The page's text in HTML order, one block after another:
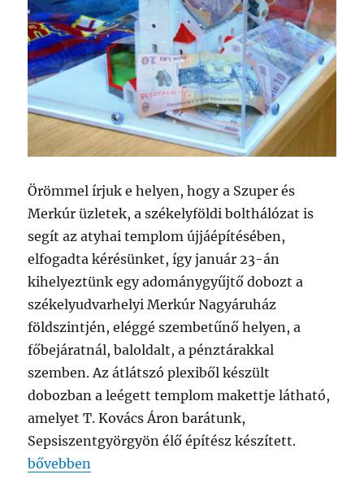
Örömmel írjuk e helyen, hogy a Szuper és
Merkúr üzletek, a székelyföldi bolthálózat is
segít az atyhai templom újjáépítésében,
elfogadta kérésünket, így január 23-án
kihelyeztünk egy adománygyűjtő dobozt a
székelyudvarhelyi Merkúr Nagyáruház
földszintjén, eléggé szembetűnő helyen, a
főbejáratnál, baloldalt, a pénztárakkal
szemben. Az átlátszó plexiből készült
dobozban a leégett templom makettje látható,
amelyet T. Kovács Áron barátunk,
Sepsiszentgyörgyön élő építész készített.
„Segít a Merkúr Áruházlánc is”
bővebben